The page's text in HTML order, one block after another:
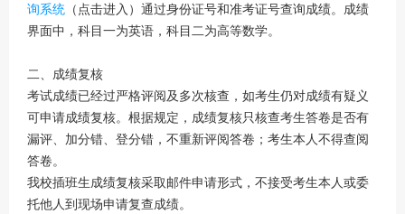
询系统 （点击进入）通过身份证号和准考证号查询成绩。成绩
界面中，科目一为英语，科目二为高等数学。
二、成绩复核
考试成绩已经过严格评阅及多次核查，如考生仍对成绩有疑义
可申请成绩复核。根据规定，成绩复核只核查考生答卷是否有
漏评、加分错、登分错，不重新评阅答卷；考生本人不得查阅
答卷。
我校插班生成绩复核采取邮件申请形式，不接受考生本人或委
托他人到现场申请复查成绩。